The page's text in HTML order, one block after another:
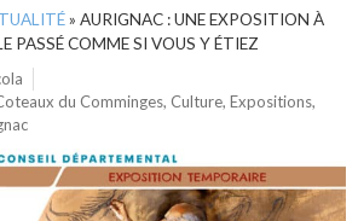
» AURIGNAC : UNE EXPOSITION À
PASSÉ COMME SI VOUS Y ÉTIEZ
du Comminges, Culture, Expositions,